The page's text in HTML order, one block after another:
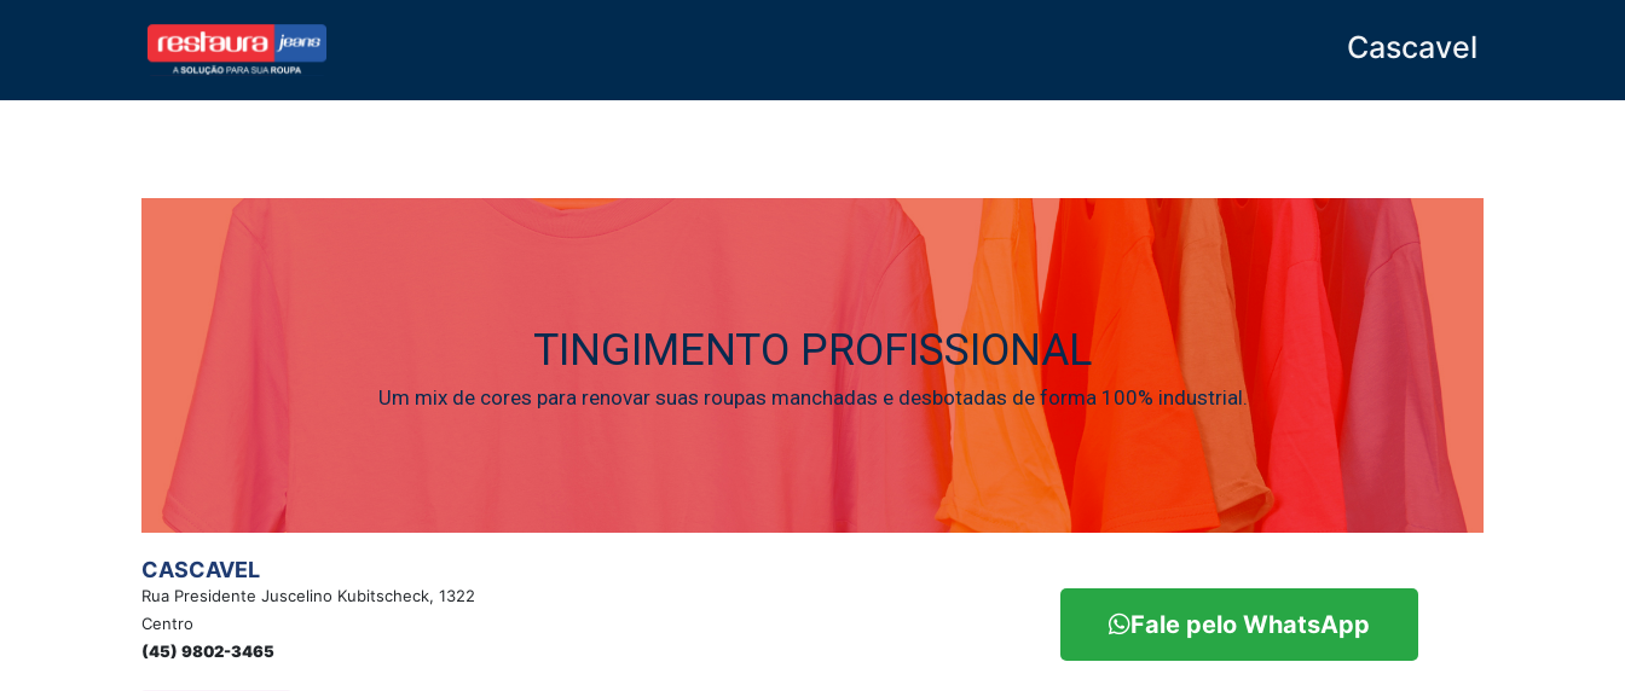
Cascavel
TINGIMENTO PROFISSIONAL
Um mix de cores para renovar suas roupas manchadas e desbotadas de forma 100% industrial.
CASCAVEL
Rua Presidente Juscelino Kubitscheck, 1322
Centro
(45) 9802-3465
Fale pelo WhatsApp